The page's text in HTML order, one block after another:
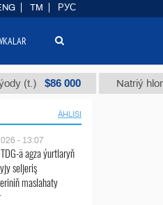
$86 000 Natriý hlorly
ÄHLISI
- 13:07
ä agza ýurtlaryň
seljeriş
maslahaty
TM РУС